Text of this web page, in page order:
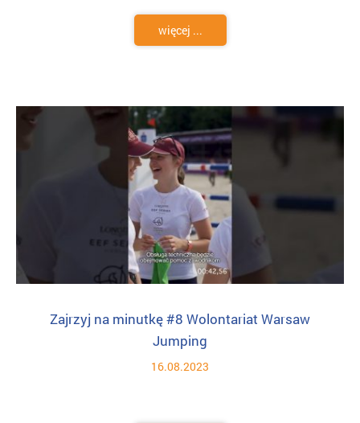
więcej ...
Zajrzyj na minutkę #8 Wolontariat Warsaw
Jumping
16.08.2023